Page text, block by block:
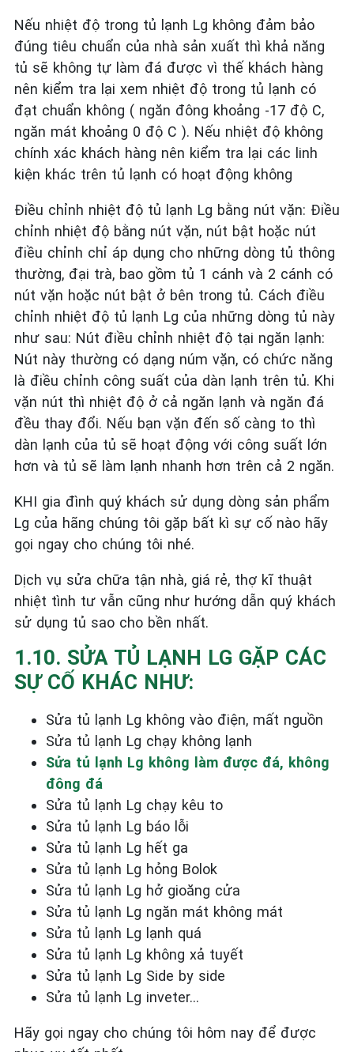
Nếu nhiệt độ trong tủ lạnh Lg không đảm bảo
đúng tiêu chuẩn của nhà sản xuất thì khả năng
tủ sẽ không tự làm đá được vì thế khách hàng
nên kiểm tra lại xem nhiệt độ trong tủ lạnh có
đạt chuẩn không ( ngăn đông khoảng -17 độ C,
ngăn mát khoảng 0 độ C ). Nếu nhiệt độ không
chính xác khách hàng nên kiểm tra lại các linh
kiện khác trên tủ lạnh có hoạt động không
Điều chỉnh nhiệt độ tủ lạnh Lg bằng nút vặn: Điều
chỉnh nhiệt độ bằng nút vặn, nút bật hoặc nút
điều chỉnh chỉ áp dụng cho những dòng tủ thông
thường, đại trà, bao gồm tủ 1 cánh và 2 cánh có
nút vặn hoặc nút bật ở bên trong tủ. Cách điều
chỉnh nhiệt độ tủ lạnh Lg của những dòng tủ này
như sau: Nút điều chỉnh nhiệt độ tại ngăn lạnh:
Nút này thường có dạng núm vặn, có chức năng
là điều chỉnh công suất của dàn lạnh trên tủ. Khi
vặn nút thì nhiệt độ ở cả ngăn lạnh và ngăn đá
đều thay đổi. Nếu bạn vặn đến số càng to thì
dàn lạnh của tủ sẽ hoạt động với công suất lớn
hơn và tủ sẽ làm lạnh nhanh hơn trên cả 2 ngăn.
KHI gia đình quý khách sử dụng dòng sản phẩm
Lg của hãng chúng tôi gặp bất kì sự cố nào hãy
gọi ngay cho chúng tôi nhé.
Dịch vụ sửa chữa tận nhà, giá rẻ, thợ kĩ thuật
nhiệt tình tư vẫn cũng như hướng dẫn quý khách
sử dụng tủ sao cho bền nhất.
1.10. SỬA TỦ LẠNH LG GẶP CÁC
SỰ CỐ KHÁC NHƯ:
Sửa tủ lạnh Lg không vào điện, mất nguồn
Sửa tủ lạnh Lg chạy không lạnh
Sửa tủ lạnh Lg không làm được đá, không
đông đá
Sửa tủ lạnh Lg chạy kêu to
Sửa tủ lạnh Lg báo lỗi
Sửa tủ lạnh Lg hết ga
Sửa tủ lạnh Lg hỏng Bolok
Sửa tủ lạnh Lg hở gioăng cửa
Sửa tủ lạnh Lg ngăn mát không mát
Sửa tủ lạnh Lg lạnh quá
Sửa tủ lạnh Lg không xả tuyết
Sửa tủ lạnh Lg Side by side
Sửa tủ lạnh Lg inveter…
Hãy gọi ngay cho chúng tôi hôm nay để được